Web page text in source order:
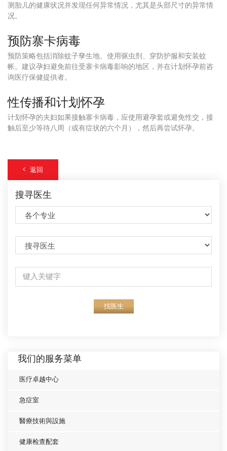
测胎儿的健康状况并发现任何异常情况，尤其是头部尺寸的异常情
况。
预防寨卡病毒
预防策略包括消除蚊子孳生地、使用驱虫剂、穿防护服和安装蚊
帐。建议孕妇避免前往受寨卡病毒影响的地区，并在计划怀孕前咨
询医疗保健提供者。
性传播和计划怀孕
计划怀孕的夫妇如果接触寨卡病毒，应使用避孕套或避免性交，接
触后至少等待八周（或有症状的六个月），然后再尝试怀孕。
返回
搜寻医生
找医生
我们的服务菜单
医疗卓越中心
急症室
醫療技術與設施
健康检查配套